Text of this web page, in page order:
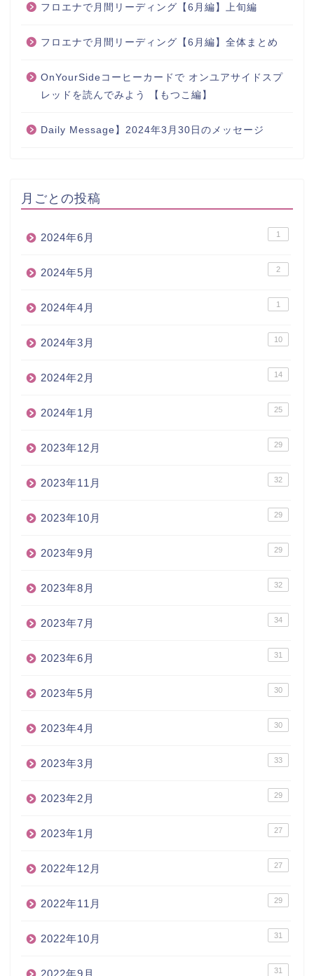
フロエナで月間リーディング【6月編】上旬編
フロエナで月間リーディング【6月編】全体まとめ
OnYourSideコーヒーカードで オンユアサイドスプ
レッドを読んでみよう 【もつこ編】
Daily Message】2024年3月30日のメッセージ
月ごとの投稿
2024年6月 1
2024年5月 2
2024年4月 1
2024年3月 10
2024年2月 14
2024年1月 25
2023年12月 29
2023年11月 32
2023年10月 29
2023年9月 29
2023年8月 32
2023年7月 34
2023年6月 31
2023年5月 30
2023年4月 30
2023年3月 33
2023年2月 29
2023年1月 27
2022年12月 27
2022年11月 29
2022年10月 31
2022年9月 31